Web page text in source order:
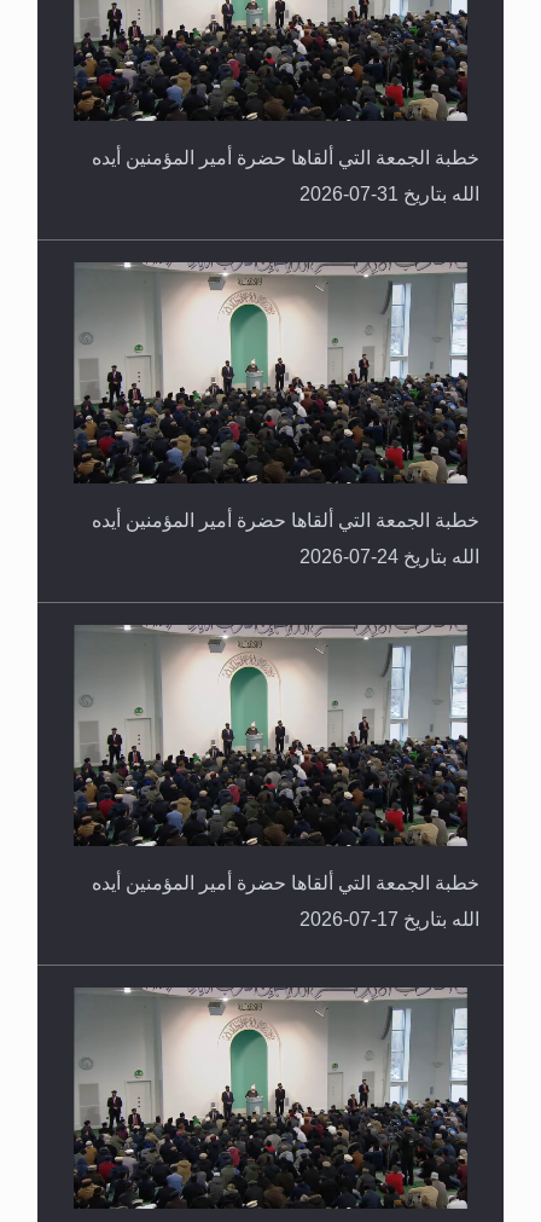
خطبة الجمعة التي ألقاها حضرة أمير المؤمنين أيده
الله بتاريخ 31-07-2026
خطبة الجمعة التي ألقاها حضرة أمير المؤمنين أيده
الله بتاريخ 24-07-2026
خطبة الجمعة التي ألقاها حضرة أمير المؤمنين أيده
الله بتاريخ 17-07-2026